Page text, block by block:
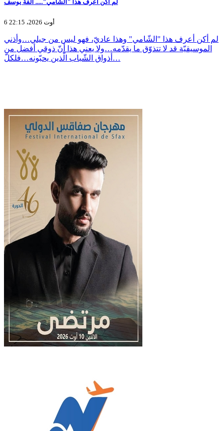
لم أكن أعرف هذا "الشّامي"..... الفة يوسف
6 أوت 2026، 22:15
لم أكن أعرف هذا "الشّامي" وهذا عاديّ، فهو ليس من جيلي…وأذني
الموسيقيّة قد لا تتذوّق ما يقدّمه…ولا يعني هذا أنّ ذوقي أفضل من
أذواق الشّباب الّذين يحبّونه…فلكلّ…